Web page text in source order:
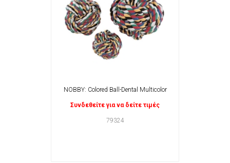
NOBBY: Colored Ball-Dental Multicolor
Συνδεθείτε για να δείτε τιμές
79324